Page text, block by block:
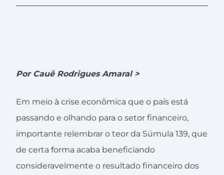
Por Cauê Rodrigues Amaral >
Em meio à crise econômica que o país está
passando e olhando para o setor financeiro,
importante relembrar o teor da Súmula 139, que
de certa forma acaba beneficiando
consideravelmente o resultado financeiro dos